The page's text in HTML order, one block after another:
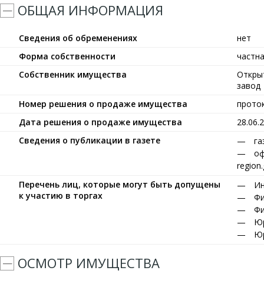
ОБЩАЯ ИНФОРМАЦИЯ
Сведения об обременениях
нет
Форма собственности
Собственник имущества
завод
Номер решения о продаже имущества
Дата решения о продаже имущества
Сведения о публикации в газете
Перечень лиц, которые могут быть допущены
к участию в торгах
ОСМОТР ИМУЩЕСТВА